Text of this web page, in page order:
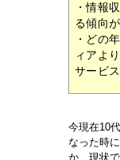
・情報
る傾向
・どの
ィアよ
サービ
今現在10
なった時
か、現状